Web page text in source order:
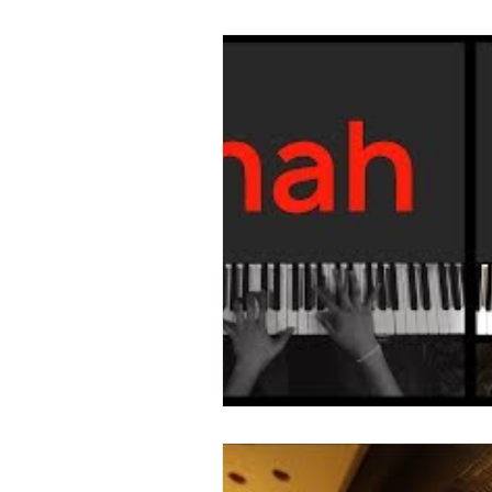
Joey Alexander Lennie Tristano
Jimin Park Pat Metheny